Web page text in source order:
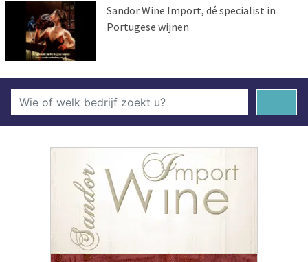
Sandor Wine Import, dé specialist in
Portugese wijnen